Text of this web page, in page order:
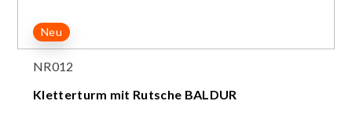
Neu
NR012
Kletterturm mit Rutsche BALDUR